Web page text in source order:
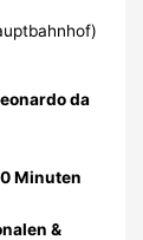
da
Minuten
&